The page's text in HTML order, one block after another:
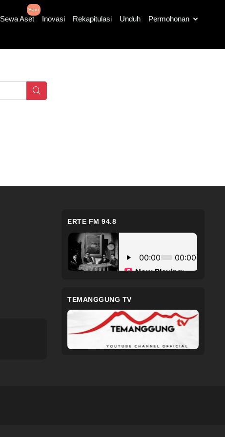
Sewa Aset
Baru
Inovasi Rekapitulasi Unduh Permohonan
ERTE FM 94.8
TEMANGGUNG TV